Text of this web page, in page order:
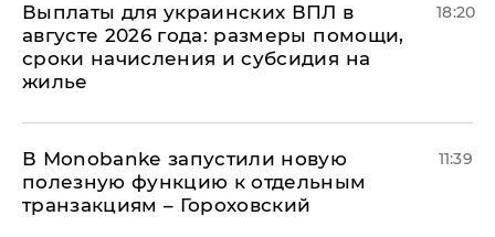
Выплаты для украинских ВПЛ в
августе 2026 года: размеры помощи,
сроки начисления и субсидия на
жилье
18:20
В Мonobankе запустили новую
полезную функцию к отдельным
транзакциям – Гороховский
11:39